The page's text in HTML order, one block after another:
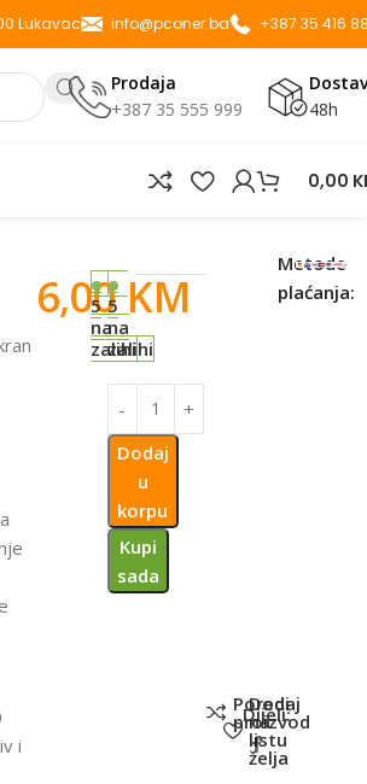
Lukavac info@pconer.ba +387 35 416
Prodaja
+387 35 555 999
48h
0,00
i
6,00KM
5
na
zalihi
5
na
zalihi
Dodaj
u
korpu
Kupi
sada
Poredi
proizvod
Dodaj
na
listu
želja
Dijeli:
Metode
plaćanja: